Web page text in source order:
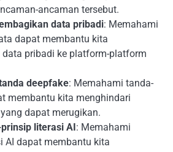
ancaman tersebut.
data pribadi: Memahami
dapat membantu kita
pribadi ke platform-platform
deepfake: Memahami tanda-
membantu kita menghindari
dapat merugikan.
literasi AI: Memahami
AI dapat membantu kita